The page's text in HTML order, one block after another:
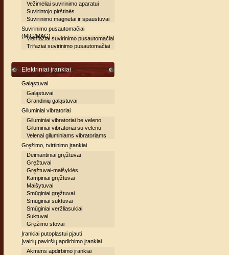
Vežimėliai suvirinimo aparatui
Suvirintojo pirštinės
Suvirinimo magnetai ir spaustuvai
Suvirinimo pusautomačiai
(MIG/MAG)
Vienfaziai suvirinimo pusautomačiai
Trifaziai suvirinimo pusautomačiai
Elektriniai įrankiai
Galąstuvai
Galąstuvai
Grandinių galąstuvai
Giluminiai vibratoriai
Giluminiai vibratoriai be veleno
Giluminiai vibratoriai su velenu
Velenai giluminiams vibratoriams
Gręžimo, tvirtinimo įrankiai
Deimantiniai gręžtuvai
Gręžtuvai
Gręžtuvai-maišyklės
Kampiniai gręžtuvai
Maišytuvai
Smūginiai gręžtuvai
Smūginiai suktuvai
Smūginiai veržliasukiai
Suktuvai
Gręžimo stovai
Įrankiai putoplastui pjauti
Įvairių paviršių apdirbimo įrankiai
Akmens apdirbimo įrankiai